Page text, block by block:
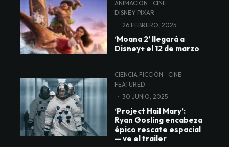
ANIMACIÓN
CINE
DISNEY PIXAR
· 26 FEBRERO, 2025
‘Moana 2’ llegará a
Disney+ el 12 de marzo
CIENCIA FICCIÓN
CINE
FEATURED
· 30 JUNIO, 2025
‘Project Hail Mary’:
Ryan Gosling encabeza
épico rescate espacial
— ve el trailer